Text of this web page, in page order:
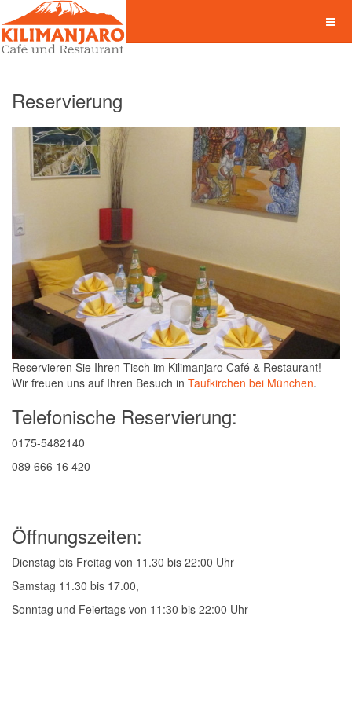
Reservierung
Reservieren Sie Ihren Tisch im Kilimanjaro Café & Restaurant!
Wir freuen uns auf Ihren Besuch in Taufkirchen bei München.
Telefonische Reservierung:
0175-5482140
089 666 16 420
Öffnungszeiten:
Dienstag bis Freitag von 11.30 bis 22:00 Uhr
Samstag 11.30 bis 17.00,
Sonntag und Feiertags von 11:30 bis 22:00 Uhr